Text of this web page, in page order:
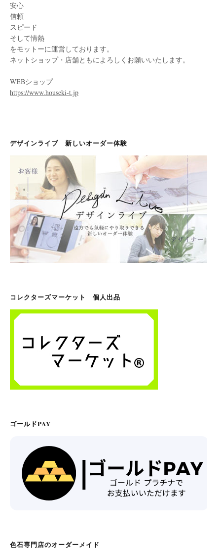
安心
信頼
スピード
そして情熱
をモットーに運営しております。
ネットショップ・店舗ともによろしくお願いいたします。
WEBショップ
https://www.houseki-t.jp
デザインライブ 新しいオーダー体験
コレクターズマーケット 個人出品
ゴールドPAY
色石専門店のオーダーメイド